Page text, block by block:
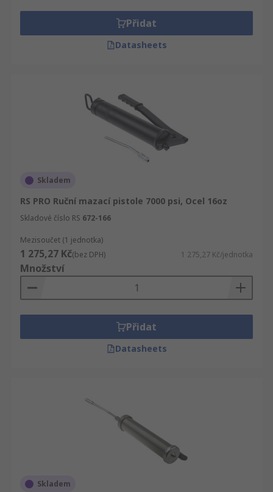
chcete-li objednat Ruční mazací pistole nebo
Ruční mazací pistole a příslušenství ve velkém,
kontaktujte nás online a projednáme naše
Přidat
Datasheets
Skladem
RS PRO Ruční mazací pistole 7000 psi, Ocel 16oz
Skladové číslo RS 672-166
Mezisoučet (1 jednotka)
1 275,27 Kč(bez DPH) 1 275,27 Kč/jednotka
Množství
Přidat
Datasheets
Skladem